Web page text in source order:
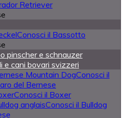
Retriever
Conosci il Bassotto
pinscher e schnauzer
e cani bovari svizzeri
Conosci il
del Bernese
Conosci il Boxer
Conosci il Bulldog